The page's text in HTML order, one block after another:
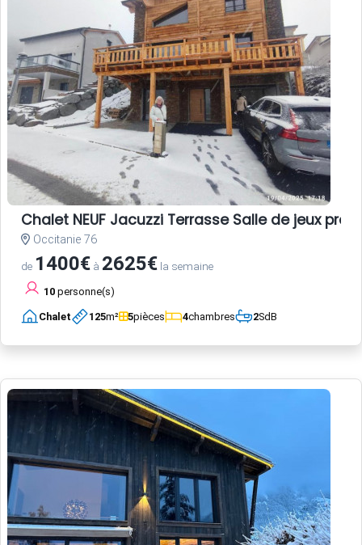
Chalet NEUF Jacuzzi Terrasse Salle de jeux
Occitanie 76
de 1400€ à 2625€ la semaine
10 personne(s)
Chalet 125m² 5pièces 4chambres 2SdB